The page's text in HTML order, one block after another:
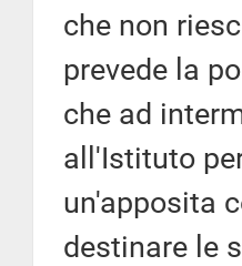
che non
prevede la
che ad
all'Istituto
un'apposita
destinare le